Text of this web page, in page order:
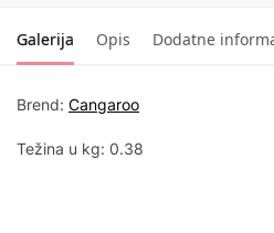
Galerija Opis Dodatne
Brend: Cangaroo
Težina u kg: 0.38